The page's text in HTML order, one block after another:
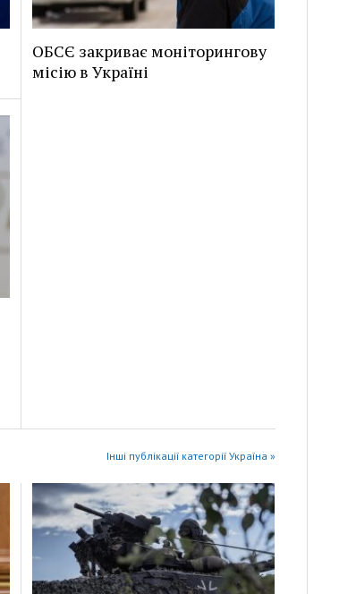
ОБСЄ закриває моніторингову
місію в Україні
Інші публікації категорії Україна »